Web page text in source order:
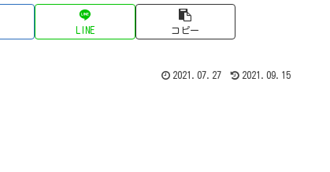
LINE コピー
2021.07.27 2021.09.15